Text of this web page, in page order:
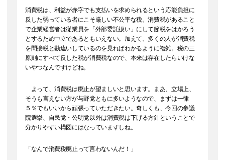
消費税は、利益が赤字でも支払いを求められるという応能負担に
反した弱っている者にこそ厳しい不公平な税。消費税があること
で企業経営者は従業員を「外部委託扱い」にして節税をはかろう
とするため中立であるともいえない。加えて、多くの人が消費税
を間接税と勘違いしているのを見ればわかるように複雑。税の三
原則にすべて反した税が消費税なので、本来は存在したらいけな
いやつなんですけどね。
よって、消費税は廃止が望ましいと思います。まあ、立場上、
そうも言えない方が与野党ともに多いようなので、まずは一律
５％でもいいから頑張っていただきたい。奇しくも、今回の参議
院選挙、自民党・公明党以外は消費税は下げる方針ということで
分かりやすい構図にはなっていますしね。
「なんで消費税廃止って言わないんだ！」